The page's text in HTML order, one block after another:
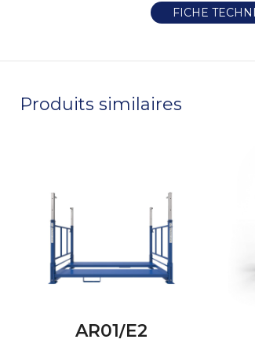
FICHE
Produits similaires
AR01/E2